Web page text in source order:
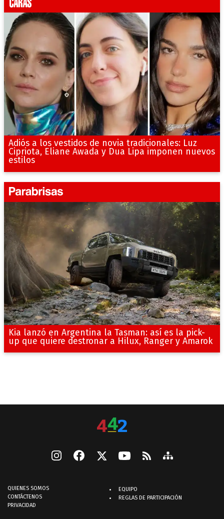
Adiós a los vestidos de novia tradicionales: Luz
Cipriota, Eliane Awada y Dua Lipa imponen nuevos
estilos
Kia lanzó en Argentina la Tasman: así es la pick-
up que quiere destronar a Hilux, Ranger y Amarok
QUIENES SOMOS
CONTÁCTENOS
PRIVACIDAD
EQUIPO
REGLAS DE PARTICIPACIÓN